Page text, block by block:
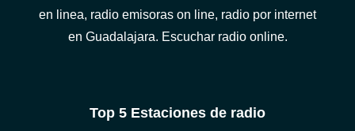
en linea, radio emisoras on line, radio por internet
en Guadalajara. Escuchar radio online.
Top 5 Estaciones de radio